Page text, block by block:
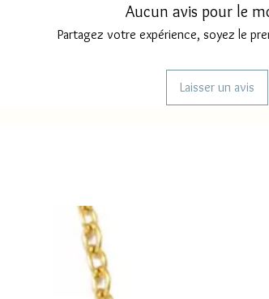
Aucun avis pour le
Partagez votre expérience, soyez le
Laisser un avis